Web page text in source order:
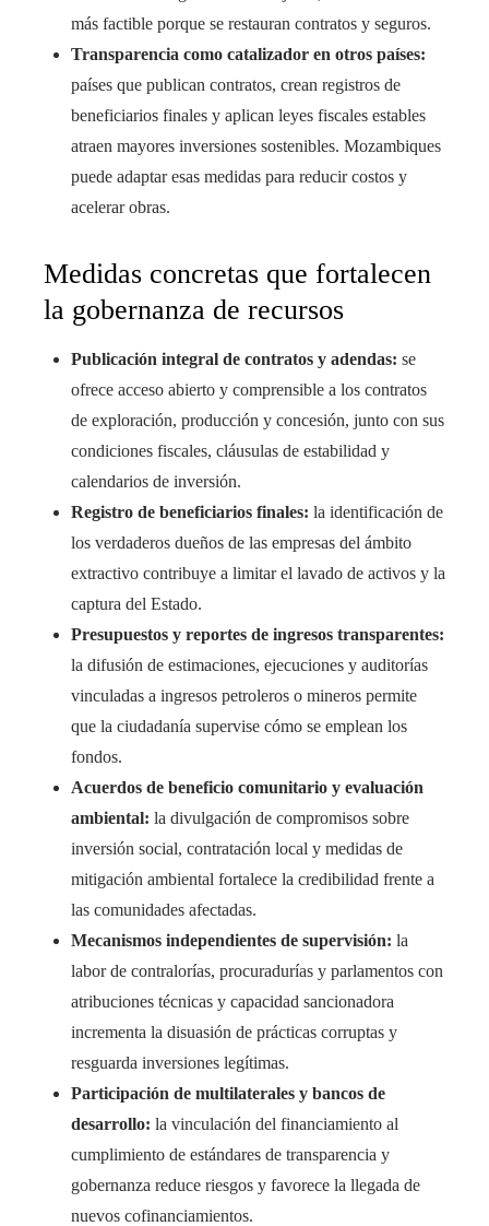
más factible porque se restauran contratos y seguros.
Transparencia como catalizador en otros países:
países que publican contratos, crean registros de
beneficiarios finales y aplican leyes fiscales estables
atraen mayores inversiones sostenibles. Mozambiques
puede adaptar esas medidas para reducir costos y
acelerar obras.
Medidas concretas que fortalecen
la gobernanza de recursos
Publicación integral de contratos y adendas: se
ofrece acceso abierto y comprensible a los contratos
de exploración, producción y concesión, junto con sus
condiciones fiscales, cláusulas de estabilidad y
calendarios de inversión.
Registro de beneficiarios finales: la identificación de
los verdaderos dueños de las empresas del ámbito
extractivo contribuye a limitar el lavado de activos y la
captura del Estado.
Presupuestos y reportes de ingresos transparentes:
la difusión de estimaciones, ejecuciones y auditorías
vinculadas a ingresos petroleros o mineros permite
que la ciudadanía supervise cómo se emplean los
fondos.
Acuerdos de beneficio comunitario y evaluación
ambiental: la divulgación de compromisos sobre
inversión social, contratación local y medidas de
mitigación ambiental fortalece la credibilidad frente a
las comunidades afectadas.
Mecanismos independientes de supervisión: la
labor de contralorías, procuradurías y parlamentos con
atribuciones técnicas y capacidad sancionadora
incrementa la disuasión de prácticas corruptas y
resguarda inversiones legítimas.
Participación de multilaterales y bancos de
desarrollo: la vinculación del financiamiento al
cumplimiento de estándares de transparencia y
gobernanza reduce riesgos y favorece la llegada de
nuevos cofinanciamientos.